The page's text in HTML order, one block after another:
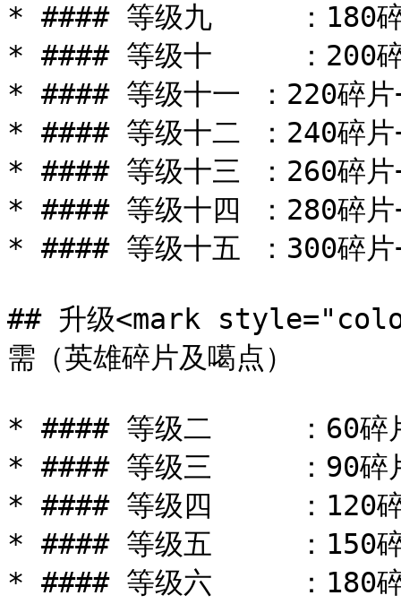
* #### 等级九     ：180碎
* #### 等级十     ：200碎
* #### 等级十一 ：220碎片
* #### 等级十二 ：240碎片
* #### 等级十三 ：260碎片
* #### 等级十四 ：280碎片
* #### 等级十五 ：300碎片
## 升级<mark
需（英雄碎片及噶点）
* #### 等级二     ：60碎
* #### 等级三     ：90碎
* #### 等级四     ：120碎
* #### 等级五     ：150碎
* #### 等级六     ：180碎